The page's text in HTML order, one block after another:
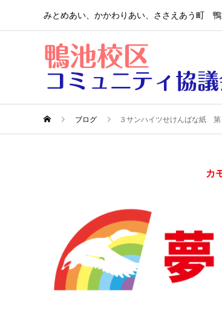
みとめあい、かかわりあい、ささえあう町
ブログ ３サンハイツせけんばな紙 第
カ